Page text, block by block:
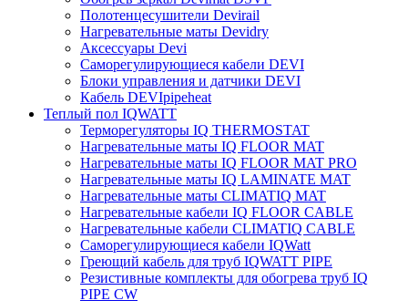
Полотенцесушители Devirail
Нагревательные маты Devidry
Аксессуары Devi
Саморегулирующиеся кабели DEVI
Блоки управления и датчики DEVI
Кабель DEVIpipeheat
Теплый пол IQWATT
Терморегуляторы IQ THERMOSTAT
Нагревательные маты IQ FLOOR MAT
Нагревательные маты IQ FLOOR MAT PRO
Нагревательные маты IQ LAMINATE MAT
Нагревательные маты CLIMATIQ MAT
Нагревательные кабели IQ FLOOR CABLE
Нагревательные кабели CLIMATIQ CABLE
Саморегулирующиеся кабели IQWatt
Греющий кабель для труб IQWATT PIPE
Резистивные комплекты для обогрева труб IQ
PIPE CW